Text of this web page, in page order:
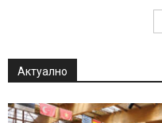
Актуално